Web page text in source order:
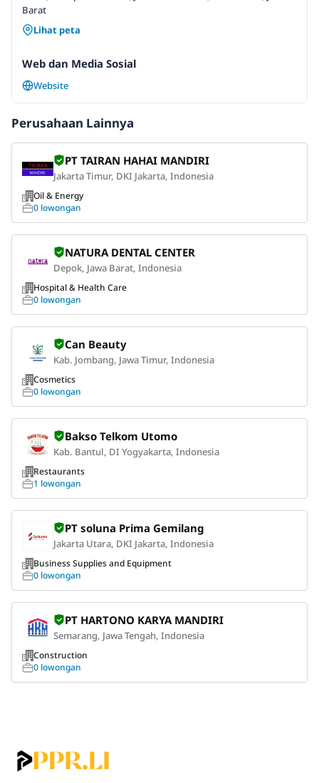
Barat
Lihat peta
Web dan Media Sosial
Website
Perusahaan Lainnya
PT TAIRAN HAHAI MANDIRI
Jakarta Timur, DKI Jakarta, Indonesia
Oil & Energy
0 lowongan
NATURA DENTAL CENTER
Depok, Jawa Barat, Indonesia
Hospital & Health Care
0 lowongan
Can Beauty
Kab. Jombang, Jawa Timur, Indonesia
Cosmetics
0 lowongan
Bakso Telkom Utomo
Kab. Bantul, DI Yogyakarta, Indonesia
Restaurants
1 lowongan
PT soluna Prima Gemilang
Jakarta Utara, DKI Jakarta, Indonesia
Business Supplies and Equipment
0 lowongan
PT HARTONO KARYA MANDIRI
Semarang, Jawa Tengah, Indonesia
Construction
0 lowongan